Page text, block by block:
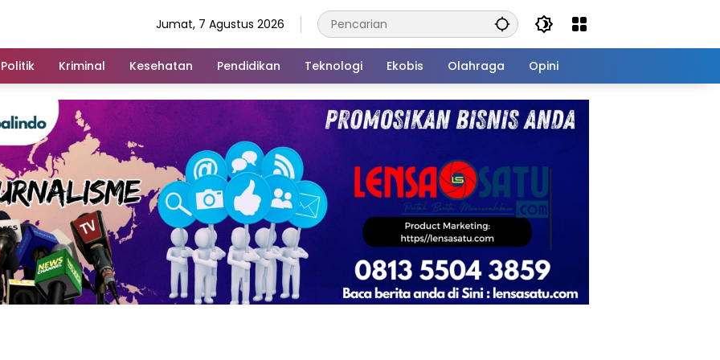
Jumat, 7 Agustus 2026
Politik Kriminal Kesehatan Pendidikan Teknologi Ekobis Olahraga Opini